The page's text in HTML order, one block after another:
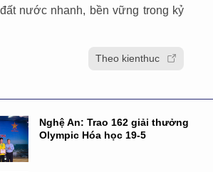
nước nhanh, bền vững trong kỷ
Theo kienthuc
Nghệ An: Trao 162 giải thưởng
Olympic Hóa học 19-5